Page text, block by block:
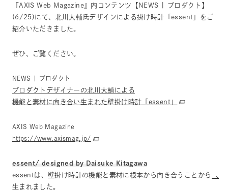
『AXIS Web Magazine』内コンテンツ【NEWS | プロダクト】
(6/25)にて、北川大輔氏デザインによる掛け時計「essent」をご
紹介いただきました。
ぜひ、ご覧ください。
NEWS | プロダクト
プロダクトデザイナーの北川大輔による
機能と素材に向き合い生まれた壁掛け時計「essent」
AXIS Web Magazine
https://www.axismag.jp/
essent/ designed by Daisuke Kitagawa
essentは、壁掛け時計の機能と素材に根本から向き合うことから
生まれました。